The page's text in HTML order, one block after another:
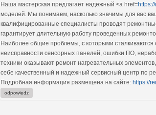
Наша мастерская предлагает надежный <a href=
моделей. Мы понимаем, насколько значимы для вас
квалифицированные специалисты проводят
гарантирует длительную работу проведенных
Наиболее общие проблемы, с которыми сталкиваются
неисправности сенсорных панелей, ошибки ПО,
техники оказывают ремонт нагревательных
себе качественный и надежный сервисный центр по
Подробная информация размещена на сайте: https://
odpowiedz